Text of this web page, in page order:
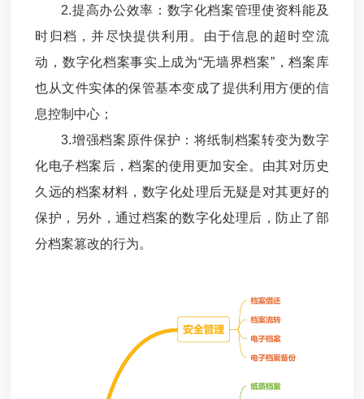
2.提高办公效率：数字化档案管理使资料能及
时归档，并尽快提供利用。由于信息的超时空流
动，数字化档案事实上成为“无墙界档案”，档案库
也从文件实体的保管基本变成了提供利用方便的信
息控制中心；
3.增强档案原件保护：将纸制档案转变为数字
化电子档案后，档案的使用更加安全。由其对历史
久远的档案材料，数字化处理后无疑是对其更好的
保护，另外，通过档案的数字化处理后，防止了部
分档案篡改的行为。